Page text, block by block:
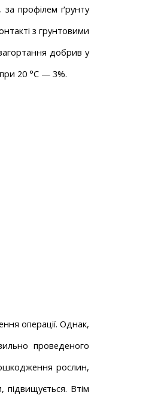
за профілем ґрунту
з грунтовими
добрив у
20 °C — 3%.
операції. Однак,
проведеного
рослин,
Втім